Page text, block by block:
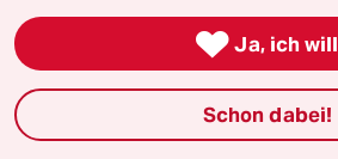
taz lab Infobrief
Veranstaltungen
 Ja, ich will
Schon dabei!